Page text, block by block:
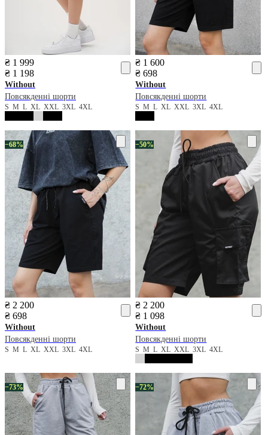
₴ 1 999
₴ 1 198
Without
Повсякденні шорти
S M L XL XXL 3XL 4XL
₴ 1 600
₴ 698
Without
Повсякденні шорти
SMLXLXXL3XL4XL
−68%
₴ 2 200
₴ 698
Without
Повсякденні шорти
S M L XL XXL 3XL 4XL
−50%
₴ 2 200
₴ 1 098
Without
Повсякденні шорти
SMLXLXXL3XL4XL
−73% −72%